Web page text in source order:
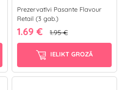
Prezervatīvi Pasante Flavour
Retail (3 gab.)
1.69 € 1.95 €
IELIKT GROZĀ